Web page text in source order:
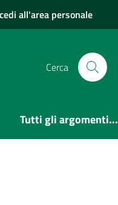
all'area personale
Cerca
Tutti gli argomenti...